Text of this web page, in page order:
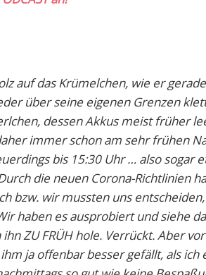
auf das Krümelchen, wie er
über seine eigenen Grenzen
dessen Akkus meist früher
immer schon am sehr frühen
bis 15:30 Uhr … also sogar
die neuen Corona-Richtlinien
bzw. wir mussten uns
haben es ausprobiert und siehe
ZU FRÜH hole. Verrückt. Aber
ja offenbar besser gefällt, als